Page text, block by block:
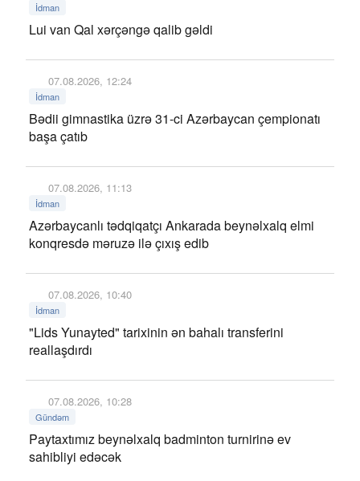
İdman
Lui van Qal xərçəngə qalib gəldi
07.08.2026, 12:24
İdman
Bədii gimnastika üzrə 31-ci Azərbaycan çempionatı
başa çatıb
07.08.2026, 11:13
İdman
Azərbaycanlı tədqiqatçı Ankarada beynəlxalq elmi
konqresdə məruzə ilə çıxış edib
07.08.2026, 10:40
İdman
"Lids Yunayted" tarixinin ən bahalı transferini
reallaşdırdı
07.08.2026, 10:28
Gündəm
Paytaxtımız beynəlxalq badminton turnirinə ev
sahibliyi edəcək